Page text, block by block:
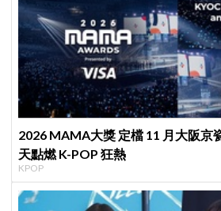
2026 MAMA大獎 定檔 11 月大阪京
天點燃 K-POP 狂熱
KPOP